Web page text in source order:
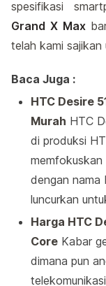
spesifikasi
Grand X Max
telah kami sajikan
Baca Juga :
HTC Desire
Murah HTC
di produksi
dengan nama
luncurkan
Harga HTC
Core Kabar
dimana pun